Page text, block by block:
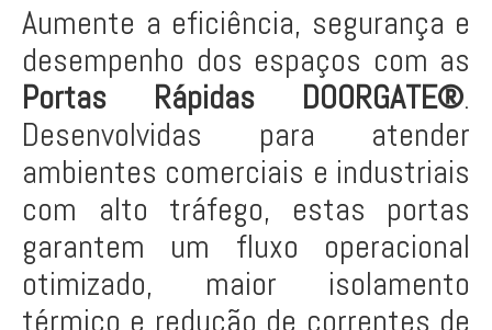
Aumente a eficiência, segurança e
desempenho dos espaços com as
Portas Rápidas DOORGATE®.
Desenvolvidas para atender
ambientes comerciais e industriais
com alto tráfego, estas portas
garantem um fluxo operacional
otimizado, maior isolamento
térmico e redução de correntes de